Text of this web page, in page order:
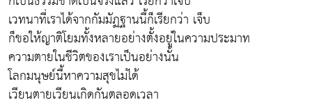
เวทนาที่เราได้จากกัมมัฏฐานนี้ก็เรียกว่า เจ็บ
ก็ขอให้ญาติโยมทั้งหลายอย่างตั้งอยู่ในความประมาท
ความตายในชีวิตของเราเป็นอย่างนั้น
โลกมนุษย์นี้หาความสุขไม่ได้
เวียนตายเวียนเกิดกันตลอดเวลา